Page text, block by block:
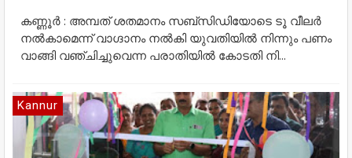
കണ്ണൂർ : അമ്പത് ശതമാനം സബ്സിഡിയോടെ ടൂ വീലർ
നൽകാമെന്ന് വാഗ്ദാനം നൽകി യുവതിയിൽ നിന്നും പണം
വാങ്ങി വഞ്ചിച്ചുവെന്ന പരാതിയിൽ കോടതി നി...
Kannur